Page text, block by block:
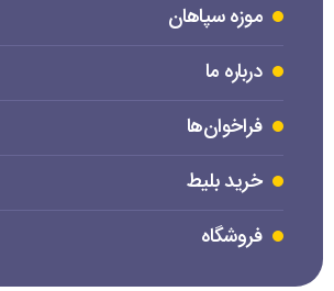
موزه سپاهان
درباره ما
فراخوان‌ها
خرید بلیط
فروشگاه